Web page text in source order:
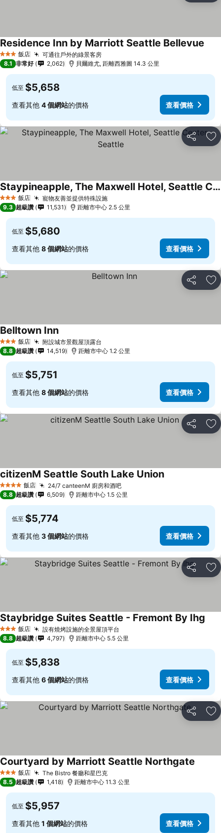
3 星級 飯店 可通往戶外的綠景客房
Residence Inn by Marriott Seattle Bellevue
8.1 非常好 2,062 貝爾維尤, 距離西雅圖 14.3 公里
低至 $5,658
查看其他 4 個網站的價格 查看價格
分享 加
3 星級 飯店 寵物友善並提供特殊設施
Staypineapple, The Maxwell Hotel, Seattle Center Seattle
9.3 超級讚 11,531 距離市中心 2.5 公里
低至 $5,680
查看其他 8 個網站的價格 查看價格
分享 加
3 星級 飯店 附設城市景觀屋頂露台
Belltown Inn
8.8 超級讚 14,519 距離市中心 1.2 公里
低至 $5,751
查看其他 8 個網站的價格 查看價格
分享 加
4 星級 飯店 24/7 canteenM 廚房和酒吧
citizenM Seattle South Lake Union
8.8 超級讚 6,509 距離市中心 1.5 公里
低至 $5,774
查看其他 3 個網站的價格 查看價格
分享 加
3 星級 飯店 設有燒烤設施的全景屋頂平台
Staybridge Suites Seattle - Fremont By Ihg
8.8 超級讚 4,797 距離市中心 5.5 公里
低至 $5,838
查看其他 6 個網站的價格 查看價格
分享 加
3 星級 飯店 The Bistro 餐廳和星巴克
Courtyard by Marriott Seattle Northgate
8.5 超級讚 1,418 距離市中心 11.3 公里
低至 $5,957
查看其他 1 個網站的價格 查看價格